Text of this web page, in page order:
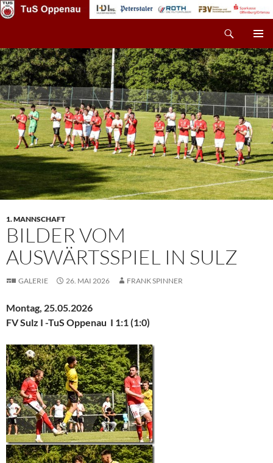
Zum
Inhalt
MENÜ
1. MANNSCHAFT
BILDER VOM
AUSWÄRTSSPIEL IN SULZ
GALERIE 26. MAI 2026 FRANK SPINNER
Montag, 25.05.2026
FV Sulz I -TuS Oppenau I 1:1 (1:0)